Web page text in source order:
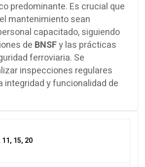
predominante. Es crucial que
mantenimiento sean
capacitado, siguiendo
de BNSFy las prácticas
ferroviaria. Se
inspecciones regulares
integridad y funcionalidad de
11, 15, 20